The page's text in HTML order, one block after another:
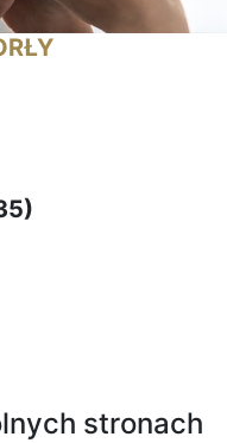
stronach